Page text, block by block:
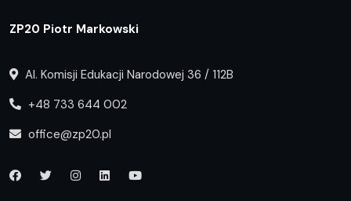
ZP20 Piotr Markowski
Al. Komisji Edukacji Narodowej 36 / 112B
+48 733 644 002
office@zp20.pl